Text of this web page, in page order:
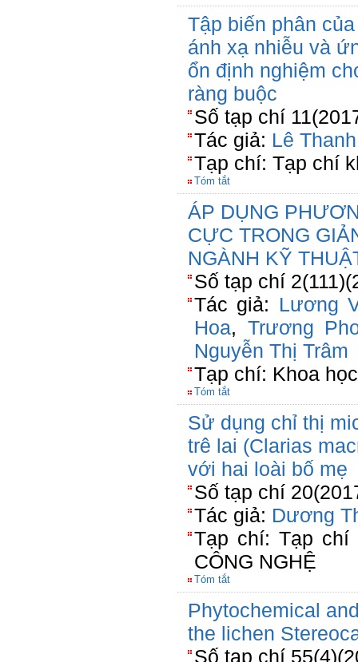
Tập biến phân
ánh xạ nhiễu và
ổn định nghiệm
ràng buộc
Số tạp chí
Tác giả: Lê
Tạp chí: Tạp chí
Tóm tắt
ÁP DỤNG
CỰC TRONG
NGÀNH KỸ
Số tạp chí
Tác giả: Lương
Hoa, Trương
Nguyễn Thị Trâm
Tạp chí: Khoa
Tóm tắt
Sử dụng chỉ thị
trê lai (Clarias
với hai loài bố mẹ
Số tạp chí
Tác giả: Dương
Tạp chí: Tạp chí
CÔNG NGHỆ
Tóm tắt
Phytochemical
the lichen
Số tạp chí